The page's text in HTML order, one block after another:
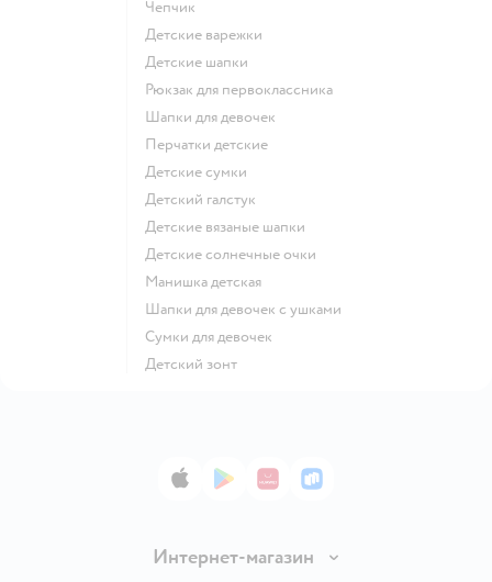
Чепчик
Детские варежки
Детские шапки
Рюкзак для первоклассника
Шапки для девочек
Перчатки детские
Детские сумки
Детский галстук
Детские вязаные шапки
Детские солнечные очки
Манишка детская
Шапки для девочек с ушками
Сумки для девочек
Детский зонт
App StoreGoogle Play
AppGallery
RuStore
Интернет-магазин